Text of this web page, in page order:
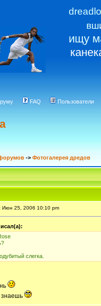
ищу
FAQ Пользователи
-> Фотогалерея дредов
Июн 25, 2006 10:10 pm
слегка.
знаешь